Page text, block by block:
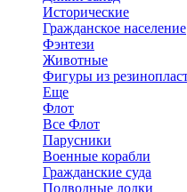
Исторические
Гражданское население
Фэнтези
Животные
Фигуры из
Еще
Флот
Все Флот
Парусники
Военные корабли
Гражданские суда
Подводные лодки